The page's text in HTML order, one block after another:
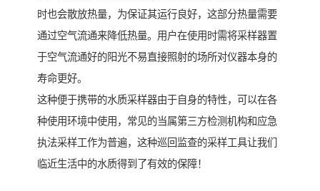
时也会散放热量，为保证其运行良好，这部分热量需要
通过空气流通来降低热量。用户在使用时需将采样器置
于空气流通好的阳光不易直接照射的场所对仪器本身的
寿命更好。
这种便于携带的水质采样器由于自身的特性，可以在各
种使用环境中使用，常见的当属第三方检测机构和应急
执法采样工作为普遍，这种巡回监查的采样工具让我们
临近生活中的水质得到了有效的保障！